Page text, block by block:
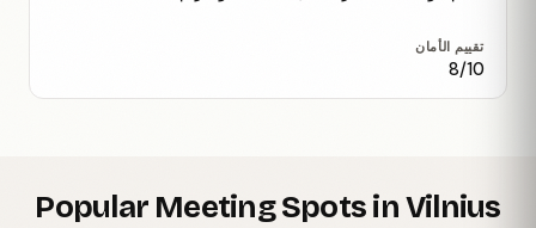
تقييم الأمان
8/10
Popular Meeting Spots in Vilnius